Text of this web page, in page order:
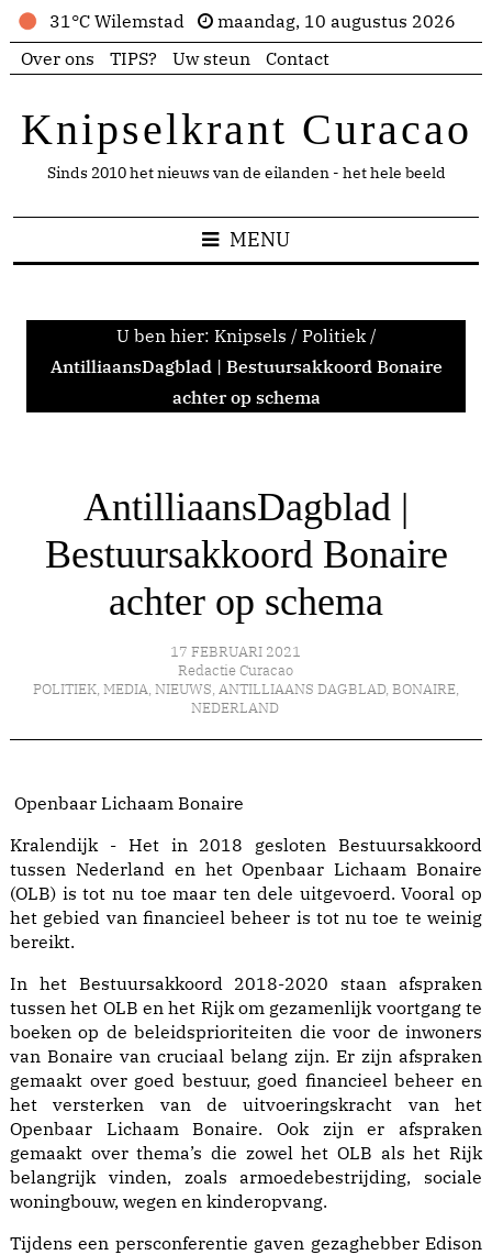
31°C Wilemstad
maandag, 10 augustus 2026
Over ons
TIPS? Uw steun Contact
Knipselkrant Curacao
Sinds 2010 het nieuws van de eilanden - het hele beeld
MENU
U ben hier: Knipsels / Politiek /
AntilliaansDagblad | Bestuursakkoord Bonaire
achter op schema
AntilliaansDagblad |
Bestuursakkoord Bonaire
achter op schema
17 FEBRUARI 2021
Redactie Curacao
POLITIEK, MEDIA, NIEUWS, ANTILLIAANS DAGBLAD, BONAIRE,
NEDERLAND
Openbaar Lichaam Bonaire
Kralendijk - Het in 2018 gesloten Bestuursakkoord
tussen Nederland en het Openbaar Lichaam Bonaire
(OLB) is tot nu toe maar ten dele uitgevoerd. Vooral op
het gebied van financieel beheer is tot nu toe te weinig
bereikt.
In het Bestuursakkoord 2018-2020 staan afspraken
tussen het OLB en het Rijk om gezamenlijk voortgang te
boeken op de beleidsprioriteiten die voor de inwoners
van Bonaire van cruciaal belang zijn. Er zijn afspraken
gemaakt over goed bestuur, goed financieel beheer en
het versterken van de uitvoeringskracht van het
Openbaar Lichaam Bonaire. Ook zijn er afspraken
gemaakt over thema’s die zowel het OLB als het Rijk
belangrijk vinden, zoals armoedebestrijding, sociale
woningbouw, wegen en kinderopvang.
Tijdens een persconferentie gaven gezaghebber Edison